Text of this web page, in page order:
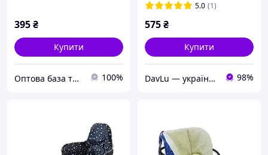
395₴
Купити
Оптова база товарів від виробника "SuperBaza" 100%
5.0 (1)
575₴
Купити
DavLu — українське швейне виробництво дитячого текстилю та аксесуарів 98%